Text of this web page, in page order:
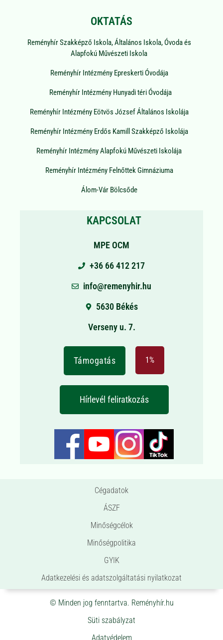
OKTATÁS
Reményhír Szakképző Iskola, Általános Iskola, Óvoda és
Alapfokú Művészeti Iskola
Reményhír Intézmény Epreskerti Óvodája
Reményhír Intézmény Hunyadi téri Óvodája
Reményhír Intézmény Eötvös József Általános Iskolája
Reményhír Intézmény Erdős Kamill Szakképző Iskolája
Reményhír Intézmény Alapfokú Művészeti Iskolája
Reményhír Intézmény Felnőttek Gimnáziuma
Álom-Vár Bölcsőde
KAPCSOLAT
MPE OCM
+36 66 412 217
info@remenyhir.hu
5630 Békés
Verseny u. 7.
Támogatás 1%
Hírlevél feliratkozás
Cégadatok
ÁSZF
Minőségcélok
Minőségpolitika
GYIK
Adatkezelési és adatszolgáltatási nyilatkozat
© Minden jog fenntartva. Reményhír.hu
Süti szabályzat
Adatvédelem